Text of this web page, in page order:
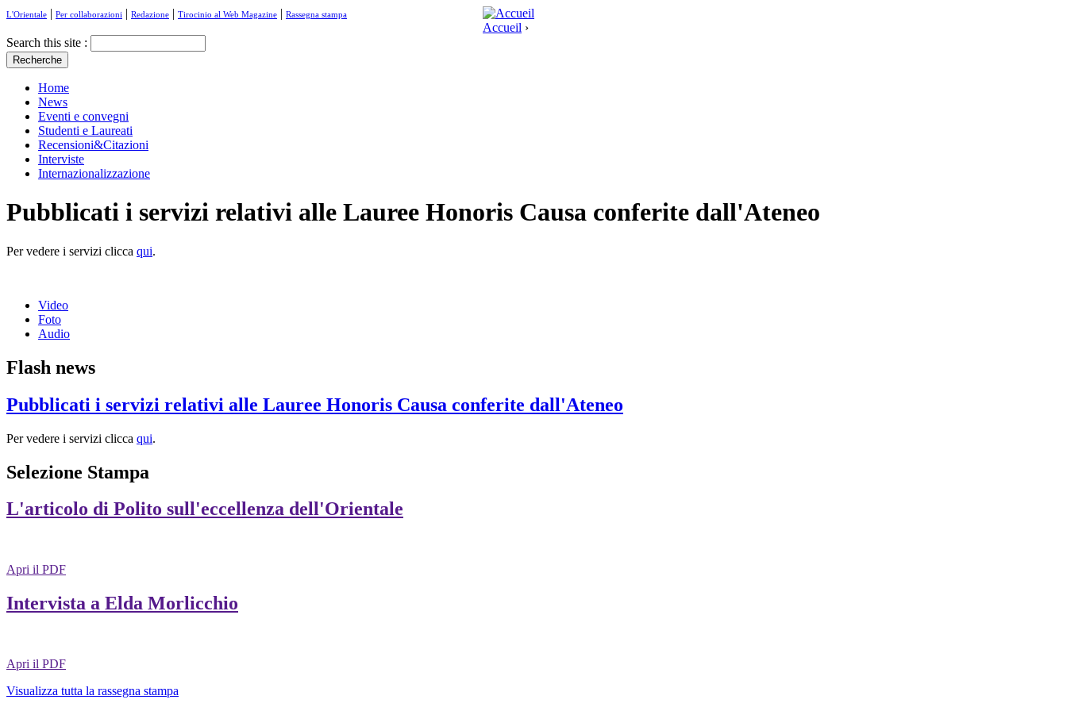
L'Orientale | Per collaborazioni | Redazione | Tirocinio al Web Magazine | Rassegna stampa
Accueil ›
Search this site :
Home
News
Eventi e convegni
Studenti e Laureati
Recensioni&Citazioni
Interviste
Internazionalizzazione
Pubblicati i servizi relativi alle Lauree Honoris Causa conferite dall'Ateneo
Per vedere i servizi clicca qui.
Video
Foto
Audio
Flash news
Pubblicati i servizi relativi alle Lauree Honoris Causa conferite dall'Ateneo
Per vedere i servizi clicca qui.
Selezione Stampa
L'articolo di Polito sull'eccellenza dell'Orientale
Apri il PDF
Intervista a Elda Morlicchio
Apri il PDF
Visualizza tutta la rassegna stampa